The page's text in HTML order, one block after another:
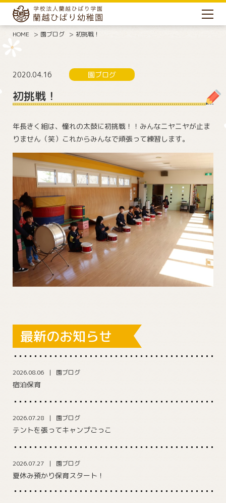
HOME 園ブログ 初挑戦！
2020.04.16 園ブログ
初挑戦！
年長きく組は、憧れの太鼓に初挑戦！！みんなニヤニヤが止ま
りません（笑）これからみんなで頑張って練習します。
最新のお知らせ
2026.08.06 園ブログ
宿泊保育
2026.07.28 園ブログ
テントを張ってキャンプごっこ
2026.07.27 園ブログ
夏休み預かり保育スタート！